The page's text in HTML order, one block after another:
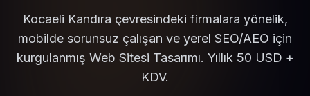
Kocaeli Kandıra çevresindeki firmalara yönelik,
mobilde sorunsuz çalışan ve yerel SEO/AEO için
kurgulanmış Web Sitesi Tasarımı. Yıllık 50 USD +
KDV.